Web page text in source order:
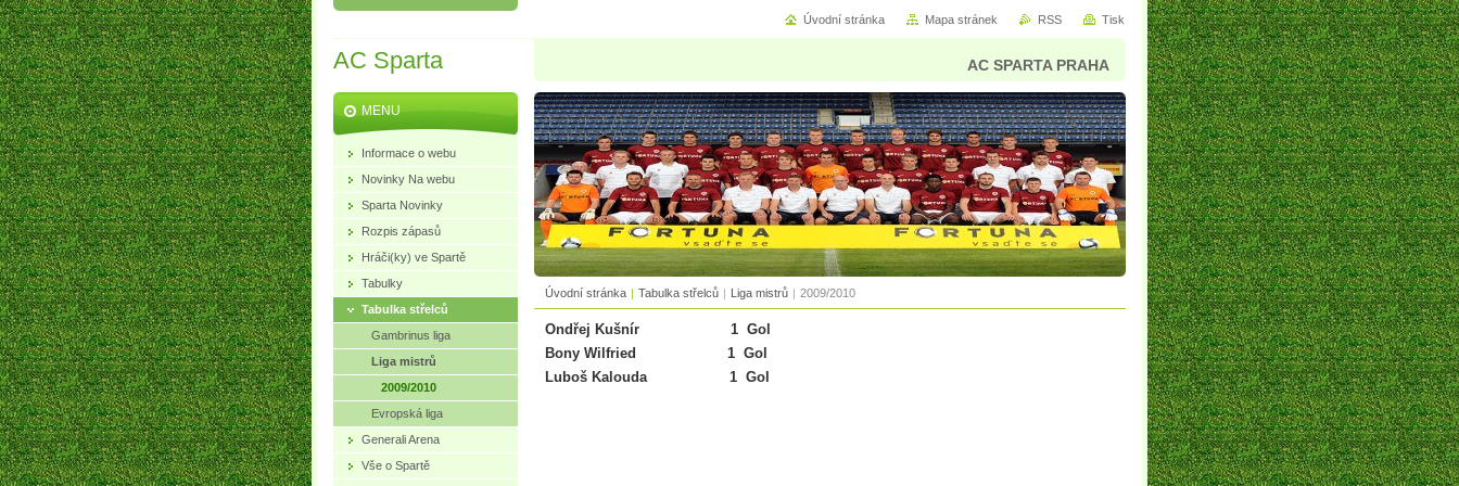
AC Sparta AC SPARTA PRAHA
Úvodní stránka | Tabulka střelců | Liga mistrů | 2009/2010
Ondřej Kušnír 1 Gol
Bony Wilfried 1 Gol
Luboš Kalouda 1 Gol
MENU
Informace o webu
Novinky Na webu
Sparta Novinky
Rozpis zápasů
Hráči(ky) ve Spartě
Tabulky
Tabulka střelců
Gambrinus liga
Liga mistrů
2009/2010
Evropská liga
Generali Arena
Vše o Spartě
Úvodní stránka Mapa stránek RSS Tisk